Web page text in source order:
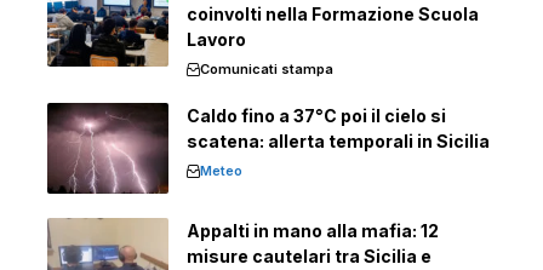
coinvolti nella Formazione Scuola
Lavoro
Comunicati stampa
Caldo fino a 37°C poi il cielo si
scatena: allerta temporali in Sicilia
Meteo
Appalti in mano alla mafia: 12
misure cautelari tra Sicilia e